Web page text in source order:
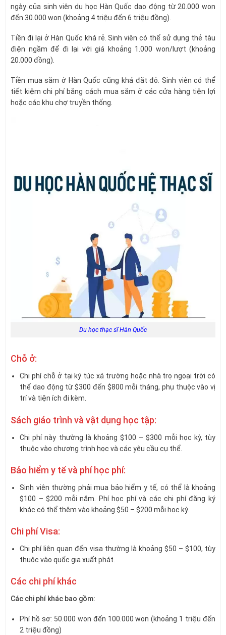
ngày của sinh viên du học Hàn Quốc dao động từ 20.000 won
đến 30.000 won (khoảng 4 triệu đến 6 triệu đồng).
Tiền đi lại ở Hàn Quốc khá rẻ. Sinh viên có thể sử dụng thẻ tàu
điện ngầm để đi lại với giá khoảng 1.000 won/lượt (khoảng
20.000 đồng).
Tiền mua sắm ở Hàn Quốc cũng khá đắt đỏ. Sinh viên có thể
tiết kiệm chi phí bằng cách mua sắm ở các cửa hàng tiện lợi
hoặc các khu chợ truyền thống.
Du học thạc sĩ Hàn Quốc
Chỗ ở:
Chi phí chỗ ở tại ký túc xá trường hoặc nhà trọ ngoại trời có
thể dao động từ $300 đến $800 mỗi tháng, phụ thuộc vào vị
trí và tiện ích đi kèm.
Sách giáo trình và vật dụng học tập:
Chi phí này thường là khoảng $100 – $300 mỗi học kỳ, tùy
thuộc vào chương trình học và các yêu cầu cụ thể.
Bảo hiểm y tế và phí học phí:
Sinh viên thường phải mua bảo hiểm y tế, có thể là khoảng
$100 – $200 mỗi năm. Phí học phí và các chi phí đăng ký
khác có thể thêm vào khoảng $50 – $200 mỗi học kỳ.
Chi phí Visa:
Chi phí liên quan đến visa thường là khoảng $50 – $100, tùy
thuộc vào quốc gia xuất phát.
Các chi phí khác
Các chi phí khác bao gồm:
Phí hồ sơ: 50.000 won đến 100.000 won (khoảng 1 triệu đến
2 triệu đồng)